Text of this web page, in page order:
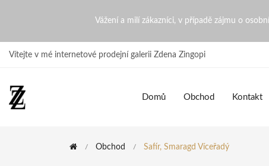
Safír, Smaragd víceřadý |
Vážení a milí zákazníci, v případě zájmu o
Vítejte v mé internetové prodejní galerii Zdena Zingopi
Domů Obchod Kontakt
Obchod Safír, Smaragd Víceřadý